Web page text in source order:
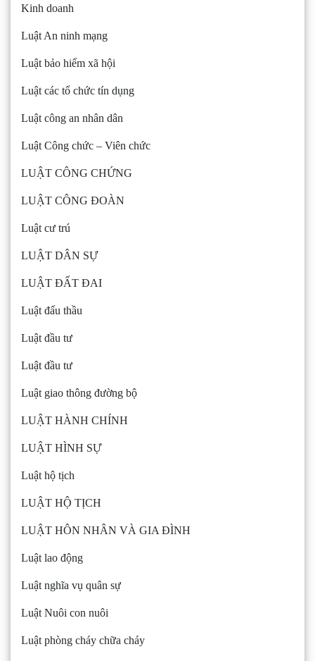
Kinh doanh
Luật An ninh mạng
Luật bảo hiểm xã hội
Luật các tổ chức tín dụng
Luật công an nhân dân
Luật Công chức – Viên chức
LUẬT CÔNG CHỨNG
LUẬT CÔNG ĐOÀN
Luật cư trú
LUẬT DÂN SỰ
LUẬT ĐẤT ĐAI
Luật đấu thầu
Luật đầu tư
Luật đầu tư
Luật giao thông đường bộ
LUẬT HÀNH CHÍNH
LUẬT HÌNH SỰ
Luật hộ tịch
LUẬT HỘ TỊCH
LUẬT HÔN NHÂN VÀ GIA ĐÌNH
Luật lao động
Luật nghĩa vụ quân sự
Luật Nuôi con nuôi
Luật phòng cháy chữa cháy